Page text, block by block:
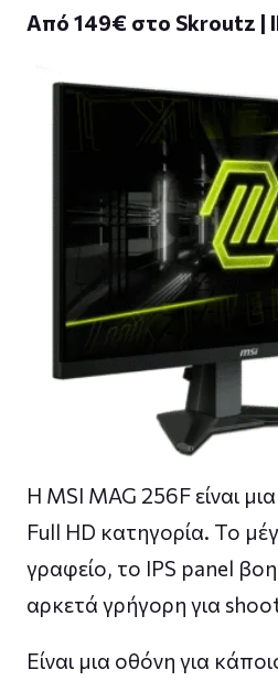
Από 149€ στο Skroutz |
Η MSI MAG 256F είναι
Full HD κατηγορία. Το
γραφείο, το IPS panel
αρκετά γρήγορη για
Είναι μια οθόνη για